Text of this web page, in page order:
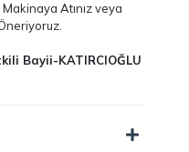
Atınız veya
Bayii-KATIRCIOĞLU